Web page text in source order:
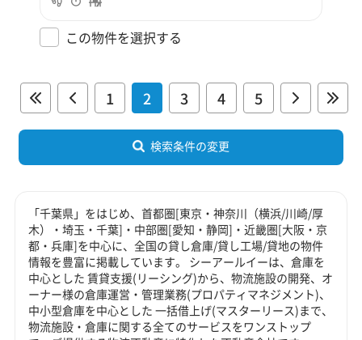
この物件を選択する
1 2 3 4 5
検索条件の変更
「千葉県」をはじめ、首都圏[東京・神奈川（横浜/川崎/厚
木）・埼玉・千葉]・中部圏[愛知・静岡]・近畿圏[大阪・京
都・兵庫]を中心に、全国の貸し倉庫/貸し工場/貸地の物件
情報を豊富に掲載しています。 シーアールイーは、倉庫を
中心とした 賃貸支援(リーシング)から、物流施設の開発、オ
ーナー様の倉庫運営・管理業務(プロパティマネジメント)、
中小型倉庫を中心とした 一括借上げ(マスターリース)まで、
物流施設・倉庫に関する全てのサービスをワンストップ